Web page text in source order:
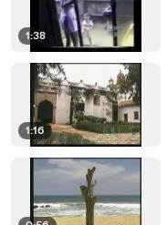
1:38
1:16